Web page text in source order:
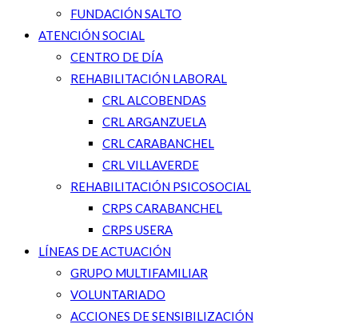
FUNDACIÓN SALTO
ATENCIÓN SOCIAL
CENTRO DE DÍA
REHABILITACIÓN LABORAL
CRL ALCOBENDAS
CRL ARGANZUELA
CRL CARABANCHEL
CRL VILLAVERDE
REHABILITACIÓN PSICOSOCIAL
CRPS CARABANCHEL
CRPS USERA
LÍNEAS DE ACTUACIÓN
GRUPO MULTIFAMILIAR
VOLUNTARIADO
ACCIONES DE SENSIBILIZACIÓN